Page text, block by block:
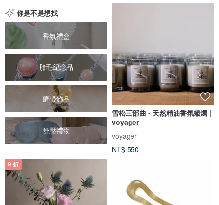
你是不是想找
香氛禮盒
胎毛紀念品
臍帶飾品
舒壓禮物
雪松三部曲 - 天然精油香氛蠟燭 |
voyager
voyager
NT$ 550
9 折